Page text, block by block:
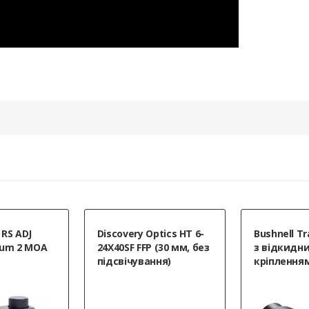
HT 6-
мм, без
Bushnell Transition 3x24
з відкидним
кріпленням
Мастило
Milfoam
Synthetic